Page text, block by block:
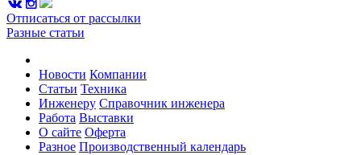
Отписаться от рассылки
Разные статьи
Новости Компании
Статьи Техника
Инженеру Справочник инженера
Работа Выставки
О сайте Оферта
Разное Производственный календарь